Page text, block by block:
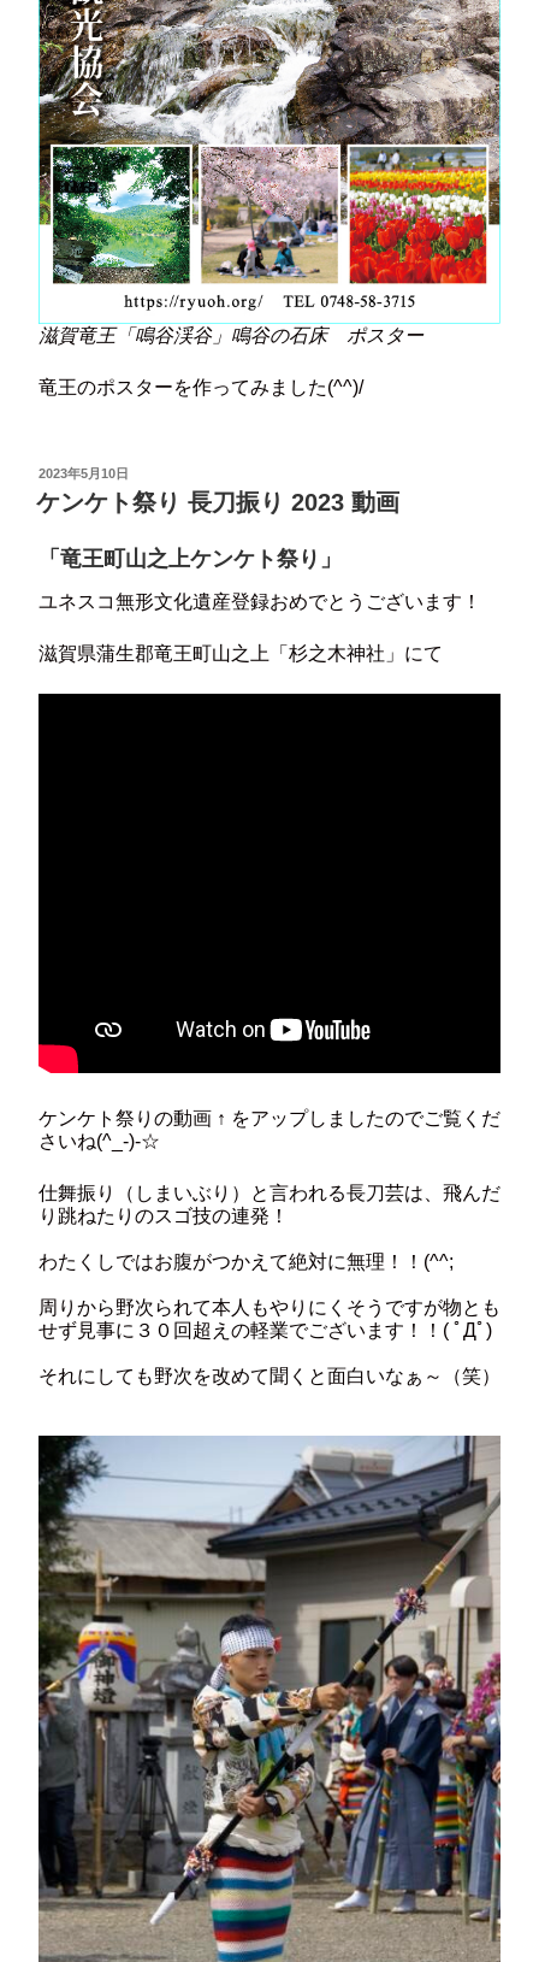
滋賀竜王「鳴谷渓谷」鳴谷の石床 ポスター
竜王のポスターを作ってみました(^^)/
投
日:
2023年5月10日
ケンケト祭り 長刀振り 2023 動画
「竜王町山之上ケンケト祭り」
ユネスコ無形文化遺産登録おめでとうございます！
滋賀県蒲生郡竜王町山之上「杉之木神社」にて
ケンケト祭りの動画 ↑ をアップしましたのでご覧くだ
さいね(^_-)-☆
仕舞振り（しまいぶり）と言われる長刀芸は、飛んだ
り跳ねたりのスゴ技の連発！
わたくしではお腹がつかえて絶対に無理！！(^^;
周りから野次られて本人もやりにくそうですが物とも
せず見事に３０回超えの軽業でございます！！( ﾟДﾟ)
それにしても野次を改めて聞くと面白いなぁ～（笑）